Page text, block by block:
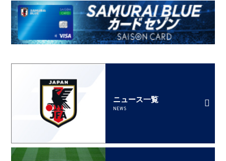
ニュース一覧
NEWS